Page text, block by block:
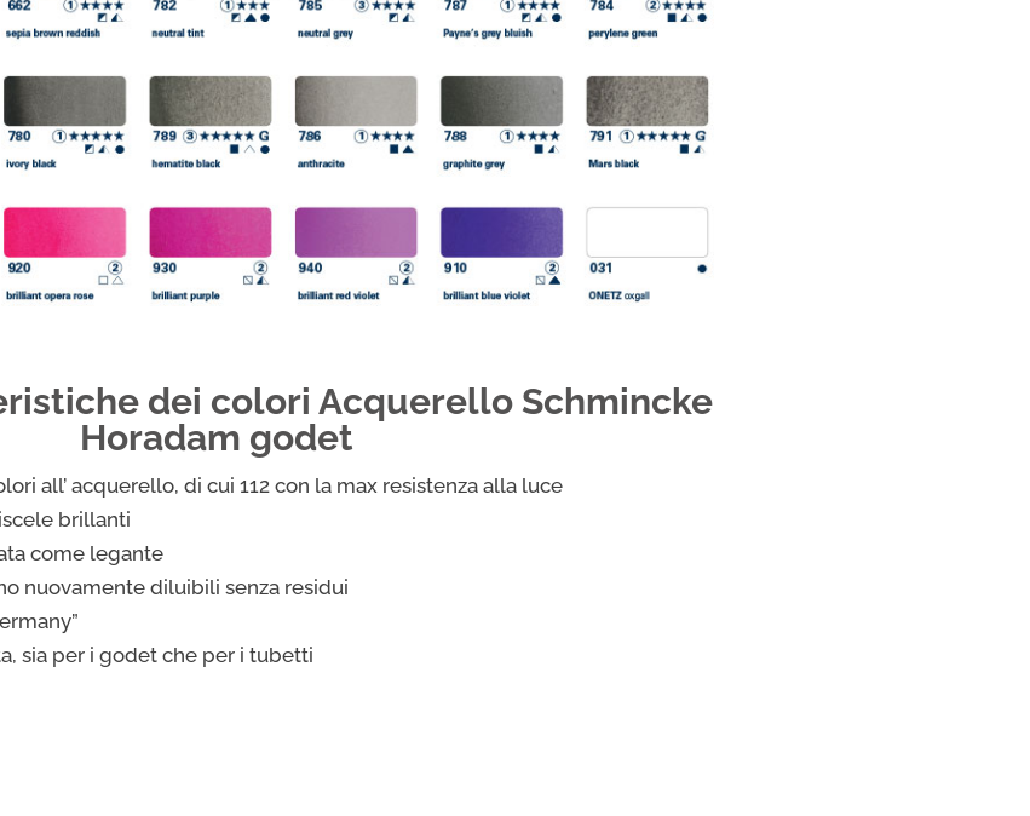
dei colori Acquerello Schmincke
Horadam godet
all’ acquerello, di cui 112 con la max resistenza alla luce
brillanti
come legante
nuovamente diluibili senza residui
sia per i godet che per i tubetti